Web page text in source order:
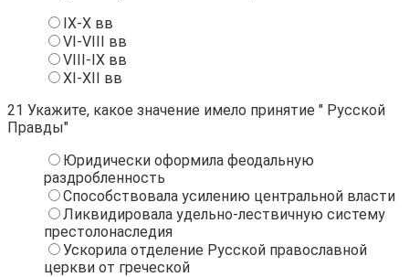
IX-X вв
VI-VIII вв
VIII-IX вв
XI-XII вв
21 Укажите, какое значение имело принятие " Русской
Правды"
Юридически оформила феодальную
раздробленность
Способствовала усилению центральной власти
Ликвидировала удельно-лествичную систему
престолонаследия
Ускорила отделение Русской православной
церкви от греческой